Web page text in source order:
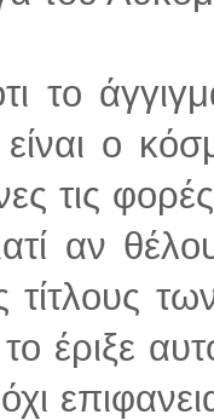
το
ο
τις
αν
τίτλους
έριξε